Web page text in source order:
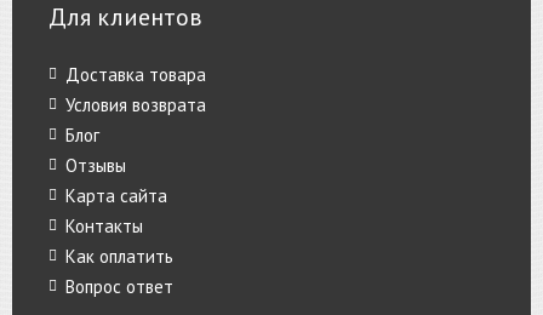
Для клиентов
Доставка товара
Условия возврата
Блог
Отзывы
Карта сайта
Контакты
Как оплатить
Вопрос ответ